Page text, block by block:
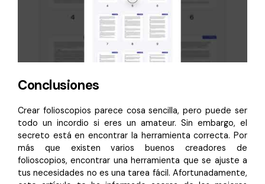
Conclusiones
Crear folioscopios parece cosa sencilla, pero puede ser
todo un incordio si eres un amateur. Sin embargo, el
secreto está en encontrar la herramienta correcta. Por
más que existen varios buenos creadores de
folioscopios, encontrar una herramienta que se ajuste a
tus necesidades no es una tarea fácil. Afortunadamente,